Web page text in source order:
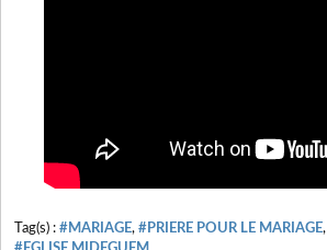
Tag(s) : #MARIAGE, #PRIERE POUR LE MARIAGE,